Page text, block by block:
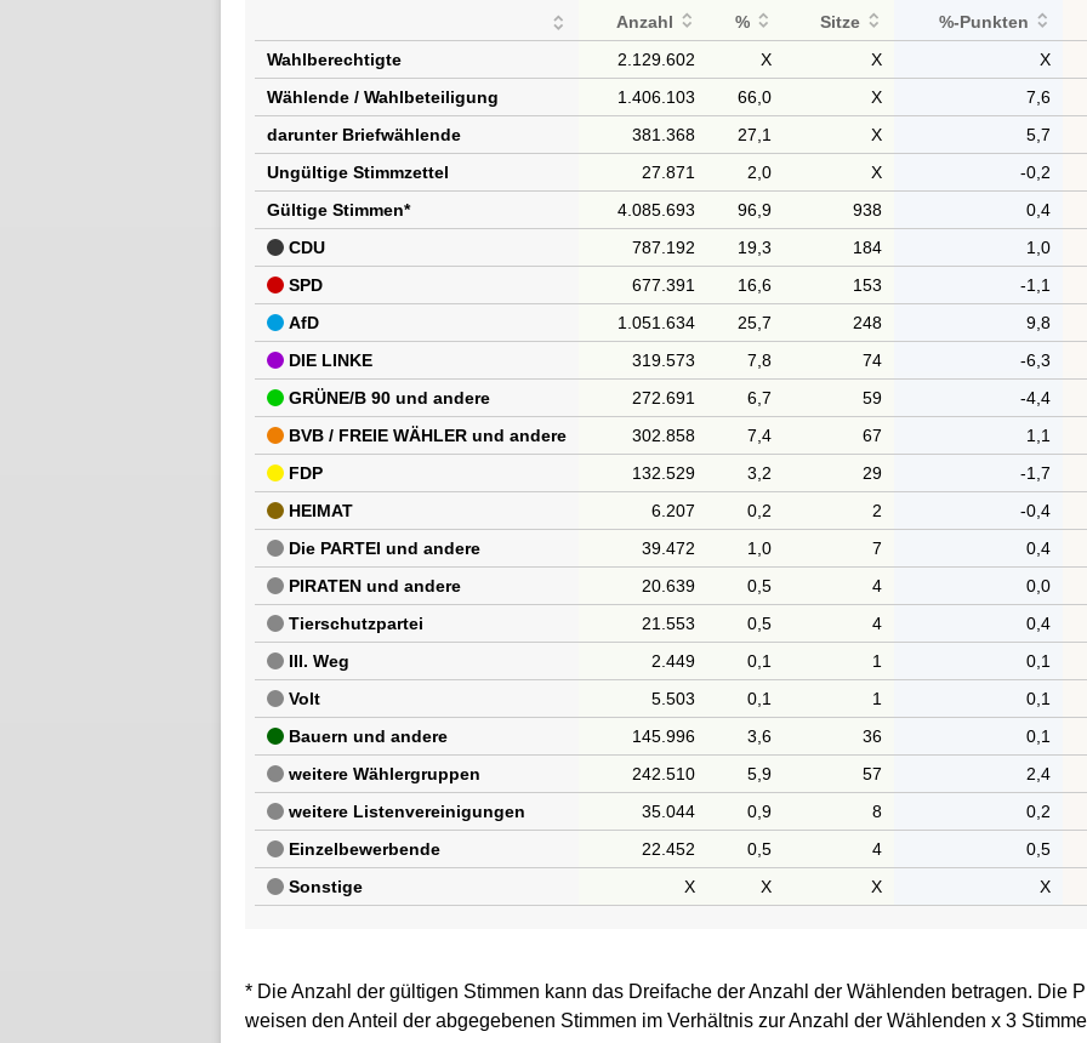
* Die Anzahl der gültigen Stimmen kann das Dreifache der Anzahl der Wählenden betragen. Die
weisen den Anteil der abgegebenen Stimmen im Verhältnis zur Anzahl der Wählenden x 3